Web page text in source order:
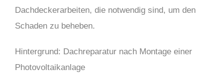
Dachdeckerarbeiten, die notwendig sind, um den
Schaden zu beheben.
Hintergrund: Dachreparatur nach Montage einer
Photovoltaikanlage